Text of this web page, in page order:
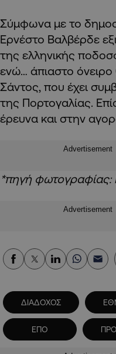
Σύμφωνα με το
Ερνέστο Βαλβέρδε
της ελληνικής
ενώ… άπιαστο
Σάντος, που έχει
της Πορτογαλίας.
έρευνα και στην
Advertisement
*πηγή φωτογραφίας:
Advertisement
ΔΙΑΔΟΧΟΣ
ΕΠΟ